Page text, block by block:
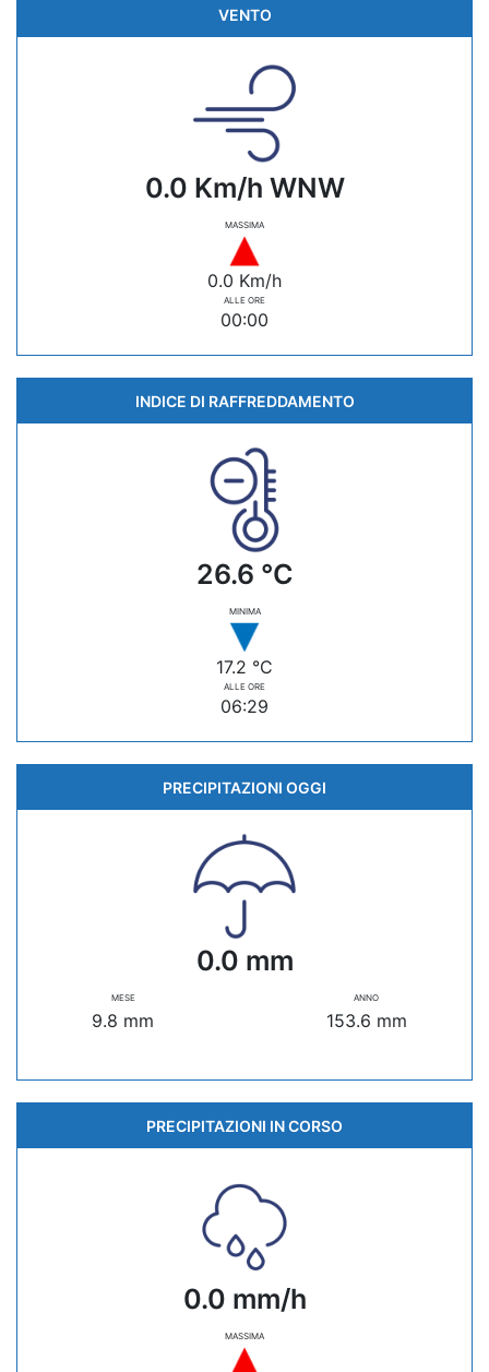
VENTO
0.0 Km/h WNW
MASSIMA
0.0 Km/h
ALLE ORE
00:00
INDICE DI RAFFREDDAMENTO
26.6 °C
MINIMA
17.2 °C
ALLE ORE
06:29
PRECIPITAZIONI OGGI
0.0 mm
MESE
9.8 mm
ANNO
153.6 mm
PRECIPITAZIONI IN CORSO
0.0 mm/h
MASSIMA